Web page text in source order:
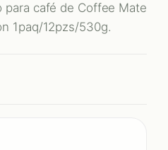
café de Coffee Mate
1paq/12pzs/530g.